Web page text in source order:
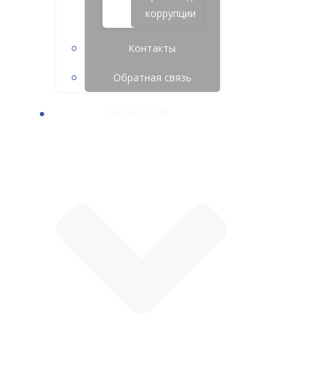
коррупции
Контакты
Обратная связь